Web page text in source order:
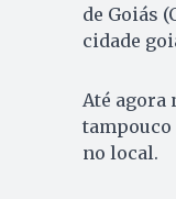
de Goiás
cidade
Até agora
tampouco
no local.